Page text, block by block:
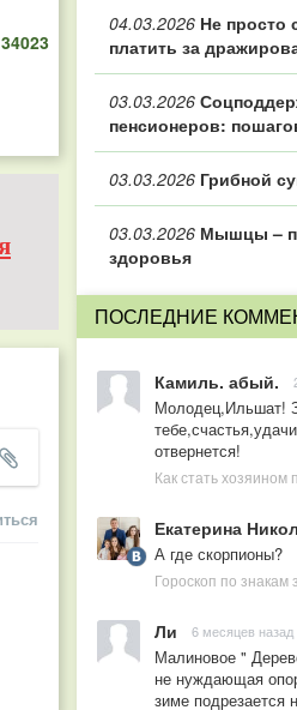
04.03.2026 Не просто
платить за
03.03.2026
пенсионеров:
03.03.2026 Грибной
03.03.2026 Мышцы –
здоровья
ПОСЛЕДНИЕ
Камиль. абый.
Молодец,Ильшат!
отвернется!
Как стать хозяином
Екатерина
А где скорпионы?
Гороскоп по знакам
Ли 6 месяцев назад
Малиновое "
не нуждающая
зиме подрезается